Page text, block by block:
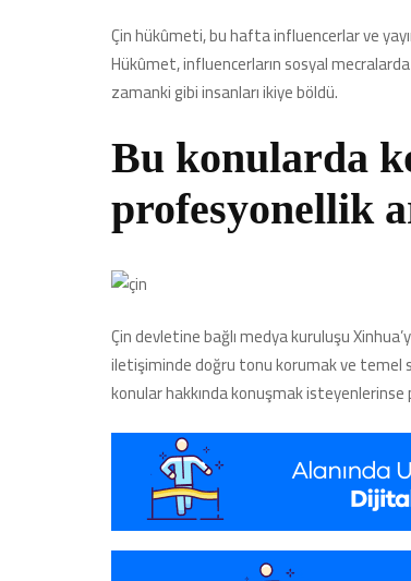
Çin hükûmeti, bu hafta influencerlar ve
Hükûmet, influencerların sosyal mecralarda
zamanki gibi insanları ikiye böldü.
Bu konularda
profesyonellik
Çin devletine bağlı medya kuruluşu
iletişiminde doğru tonu korumak ve temel
konular hakkında konuşmak